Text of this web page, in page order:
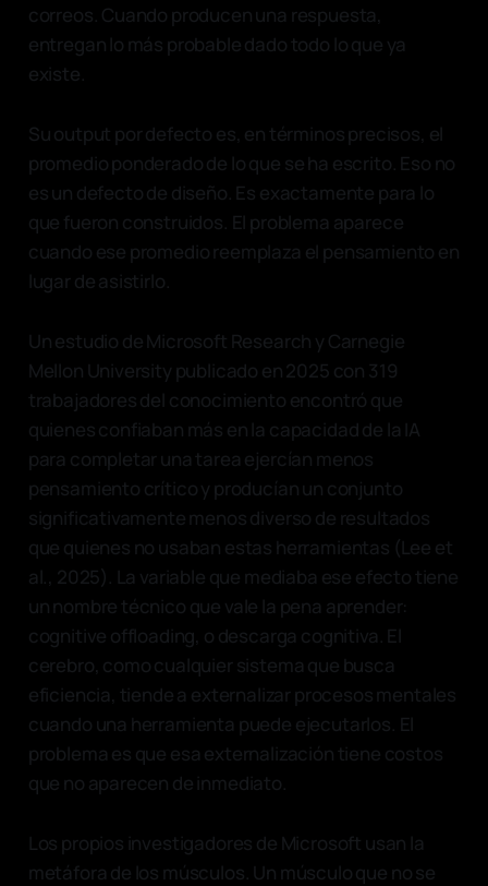
correos. Cuando producen una respuesta,
entregan lo más probable dado todo lo que ya
existe.
Su output por defecto es, en términos precisos, el
promedio ponderado de lo que se ha escrito. Eso no
es un defecto de diseño. Es exactamente para lo
que fueron construidos. El problema aparece
cuando ese promedio reemplaza el pensamiento en
lugar de asistirlo.
Un estudio de Microsoft Research y Carnegie
Mellon University publicado en 2025 con 319
trabajadores del conocimiento encontró que
quienes confiaban más en la capacidad de la IA
para completar una tarea ejercían menos
pensamiento crítico y producían un conjunto
significativamente menos diverso de resultados
que quienes no usaban estas herramientas (Lee et
al., 2025). La variable que mediaba ese efecto tiene
un nombre técnico que vale la pena aprender:
cognitive offloading, o descarga cognitiva. El
cerebro, como cualquier sistema que busca
eficiencia, tiende a externalizar procesos mentales
cuando una herramienta puede ejecutarlos. El
problema es que esa externalización tiene costos
que no aparecen de inmediato.
Los propios investigadores de Microsoft usan la
metáfora de los músculos. Un músculo que no se